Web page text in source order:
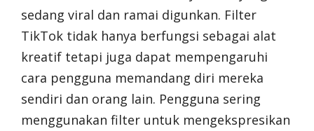
sedang viral dan ramai digunkan. Filter
TikTok tidak hanya berfungsi sebagai alat
kreatif tetapi juga dapat mempengaruhi
cara pengguna memandang diri mereka
sendiri dan orang lain. Pengguna sering
menggunakan filter untuk mengekspresikan